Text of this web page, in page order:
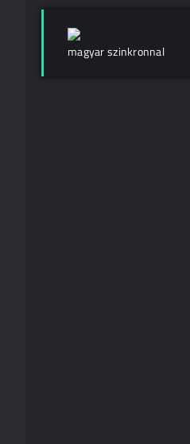
magyar szinkronnal